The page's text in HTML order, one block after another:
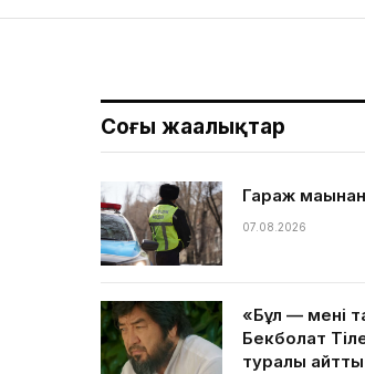
Соңғы жаңалықтар
Гараж
07.08.2026
«Бұл — менің
Бекболат
туралы айтты